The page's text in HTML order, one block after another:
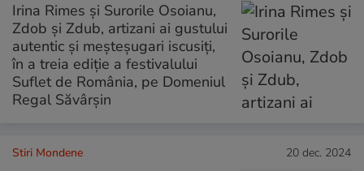
Irina Rimes și Surorile Osoianu,
Zdob și Zdub, artizani ai gustului
autentic și meșteșugari iscusiți,
în a treia ediție a festivalului
Suflet de România, pe Domeniul
Regal Săvârșin
Stiri Mondene 20 dec. 2024